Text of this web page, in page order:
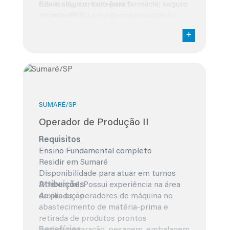
odontológico; convênio farmácia; seguro
Envie seu currículo para
SUMARÉ/SP
Operador de Produção II
Requisitos
Ensino Fundamental completo
Residir em Sumaré
Disponibilidade para atuar em turnos
Diferencial: Possui experiência na área
de produção
Atribuições
Auxilia os operadores de máquina no
abastecimento de matéria-prima e
retirada de produtos prontos